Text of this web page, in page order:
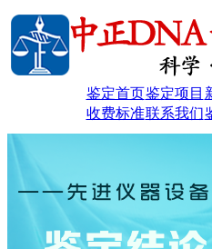
鉴定首页鉴定项目
收费标准联系我们